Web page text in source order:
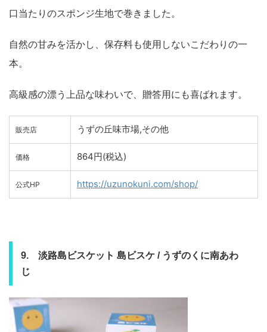
口当たりのスポンジ生地で巻きました。
自然の甘みを活かし、保存料も使用しないこだわりの一
本。
高級感の漂う上品な味わいで、贈答用にも喜ばれます。
販売店 うずの丘味市場,その他
価格 864円(税込)
公式HP https://uzunokuni.com/shop/
9. 淡路島ビスケット 島ビスケ / うずのくに南あわ
じ